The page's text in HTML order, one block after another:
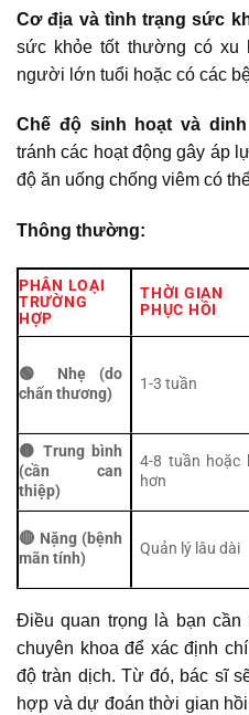
Cơ địa và tình trạng sức
sức khỏe tốt thường có xu
người lớn tuổi hoặc có các
Chế độ sinh hoạt và
tránh các hoạt động gây áp
độ ăn uống chống viêm có
Thông thường:
PHÂN LOẠI
TRƯỜNG
HỢP
THỜI GIAN
PHỤC HỒI
🟢 Nhẹ (do
chấn thương)
1-3 tuần
🟡 Trung bình
(cần can
thiệp)
4-8 tuần hoặc
hơn
🔴 Nặng (bệnh
mãn tính)
Quản lý lâu dài
Điều quan trọng là bạn
chuyên khoa để xác định
độ tràn dịch. Từ đó, bác sĩ
hợp và dự đoán thời gian